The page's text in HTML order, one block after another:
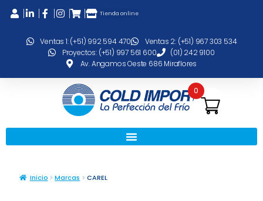
Ventas 1: (+51) 992 594 470
Ventas 2: (+51) 967 303 534
Proyectos: (+51) 997 561 600
(01) 242 9100
Av. Angamos Oeste 686 Miraflores
Tienda online
Inicio Marcas CAREL
0